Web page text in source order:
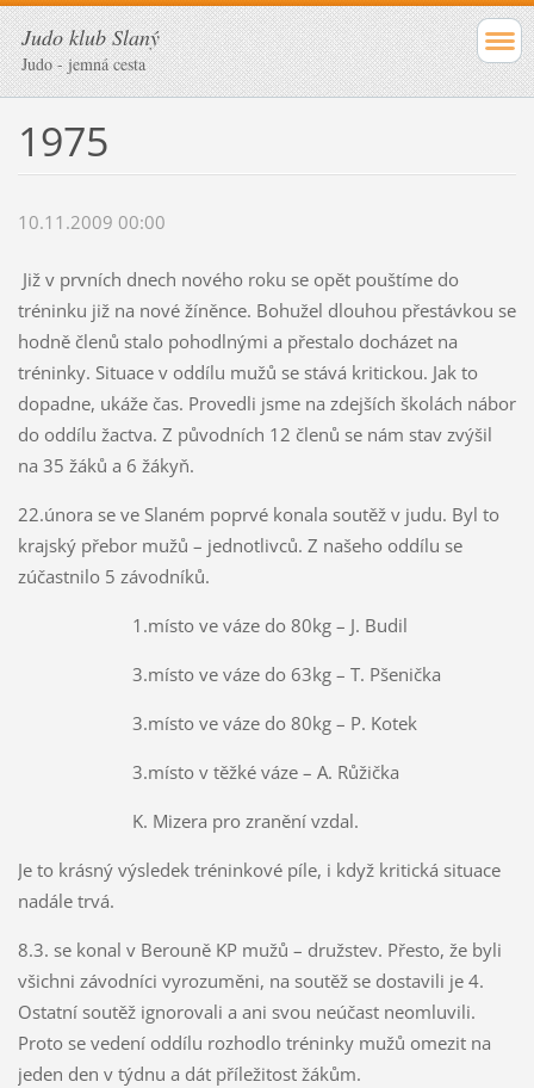
Judo klub Slaný
Judo - jemná cesta
1975
10.11.2009 00:00
Již v prvních dnech nového roku se opět pouštíme do
tréninku již na nové žíněnce. Bohužel dlouhou přestávkou se
hodně členů stalo pohodlnými a přestalo docházet na
tréninky. Situace v oddílu mužů se stává kritickou. Jak to
dopadne, ukáže čas. Provedli jsme na zdejších školách nábor
do oddílu žactva. Z původních 12 členů se nám stav zvýšil
na 35 žáků a 6 žákyň.
22.února se ve Slaném poprvé konala soutěž v judu. Byl to
krajský přebor mužů – jednotlivců. Z našeho oddílu se
zúčastnilo 5 závodníků.
1.místo ve váze do 80kg – J. Budil
3.místo ve váze do 63kg – T. Pšenička
3.místo ve váze do 80kg – P. Kotek
3.místo v těžké váze – A. Růžička
K. Mizera pro zranění vzdal.
Je to krásný výsledek tréninkové píle, i když kritická situace
nadále trvá.
8.3. se konal v Berouně KP mužů – družstev. Přesto, že byli
všichni závodníci vyrozuměni, na soutěž se dostavili je 4.
Ostatní soutěž ignorovali a ani svou neúčast neomluvili.
Proto se vedení oddílu rozhodlo tréninky mužů omezit na
jeden den v týdnu a dát příležitost žákům.